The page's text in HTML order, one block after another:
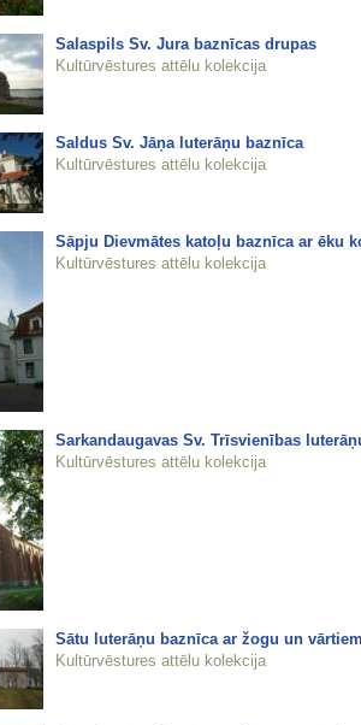
Salaspils Sv. Jura baznīcas drupas
Kultūrvēstures attēlu kolekcija
Saldus Sv. Jāņa luterāņu baznīca
Kultūrvēstures attēlu kolekcija
Sāpju Dievmātes katoļu baznīca ar ēku
Kultūrvēstures attēlu kolekcija
Sarkandaugavas Sv. Trīsvienības
Kultūrvēstures attēlu kolekcija
Sātu luterāņu baznīca ar žogu un vārtiem
Kultūrvēstures attēlu kolekcija